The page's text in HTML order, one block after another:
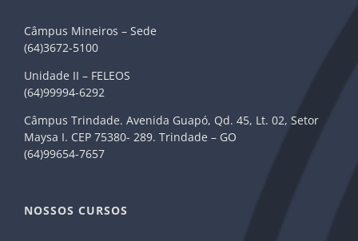
Câmpus Mineiros – Sede
(64)3672-5100
Unidade II – FELEOS
(64)99994-6292
Câmpus Trindade. Avenida Guapó, Qd. 45, Lt. 02, Setor
Maysa I. CEP 75380- 289. Trindade – GO
(64)99654-7657
NOSSOS CURSOS